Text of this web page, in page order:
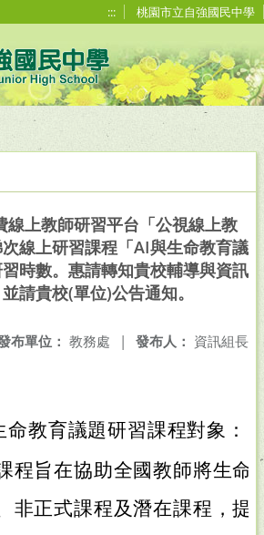
::: 桃園市立自強國民中學
線上教師研習平台「公視線上教
線上研習課程「AI與生命教育議
時數。惠請轉知貴校輔導與資訊
請貴校(單位)公告通知。
發布人： 資訊組長
布單位： 教務處 |
教育議題研習課程對象：
程旨在協助全國教師將生命
非正式課程及潛在課程，提